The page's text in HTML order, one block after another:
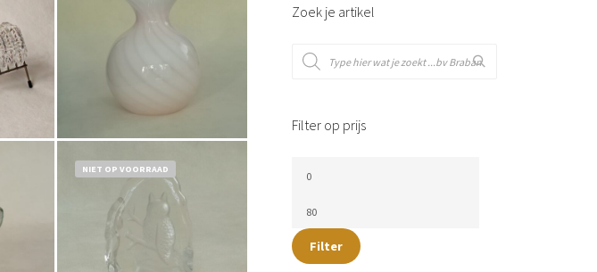
69,50
NIET OP VOORRAAD
Zoek je artikel
Filter op prijs
Filter